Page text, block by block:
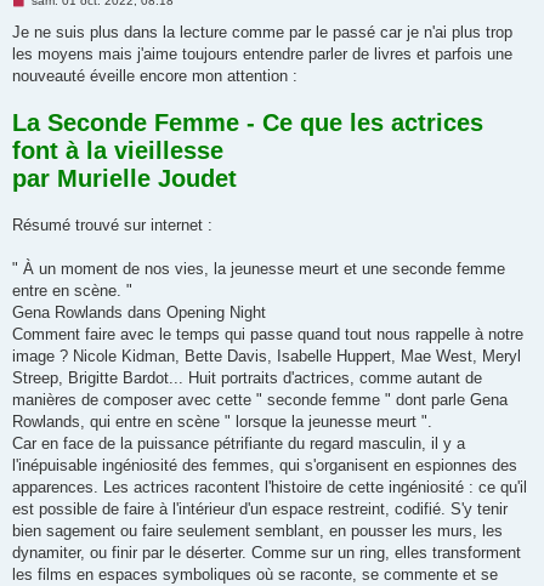
s
a
g
o
n
l
u
Je ne suis plus dans la lecture comme par le passé car je n'ai plus trop
les moyens mais j'aime toujours entendre parler de livres et parfois une
nouveauté éveille encore mon attention :
La Seconde Femme - Ce que les actrices
font à la vieillesse
par Murielle Joudet
Résumé trouvé sur internet :
" À un moment de nos vies, la jeunesse meurt et une seconde femme
entre en scène. "
Gena Rowlands dans Opening Night
Comment faire avec le temps qui passe quand tout nous rappelle à notre
image ? Nicole Kidman, Bette Davis, Isabelle Huppert, Mae West, Meryl
Streep, Brigitte Bardot... Huit portraits d'actrices, comme autant de
manières de composer avec cette " seconde femme " dont parle Gena
Rowlands, qui entre en scène " lorsque la jeunesse meurt ".
Car en face de la puissance pétrifiante du regard masculin, il y a
l'inépuisable ingéniosité des femmes, qui s'organisent en espionnes des
apparences. Les actrices racontent l'histoire de cette ingéniosité : ce qu'il
est possible de faire à l'intérieur d'un espace restreint, codifié. S'y tenir
bien sagement ou faire seulement semblant, en pousser les murs, les
dynamiter, ou finir par le déserter. Comme sur un ring, elles transforment
les films en espaces symboliques où se raconte, se commente et se